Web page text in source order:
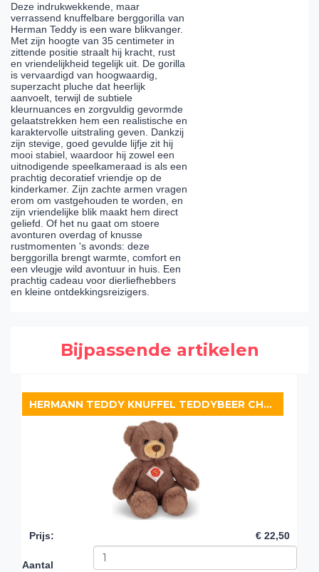
Deze indrukwekkende, maar
verrassend knuffelbare berggorilla van
Herman Teddy is een ware blikvanger.
Met zijn hoogte van 35 centimeter in
zittende positie straalt hij kracht, rust
en vriendelijkheid tegelijk uit. De gorilla
is vervaardigd van hoogwaardig,
superzacht pluche dat heerlijk
aanvoelt, terwijl de subtiele
kleurnuances en zorgvuldig gevormde
gelaatstrekken hem een realistische en
karaktervolle uitstraling geven. Dankzij
zijn stevige, goed gevulde lijfje zit hij
mooi stabiel, waardoor hij zowel een
uitnodigende speelkameraad is als een
prachtig decoratief vriendje op de
kinderkamer. Zijn zachte armen vragen
erom om vastgehouden te worden, en
zijn vriendelijke blik maakt hem direct
geliefd. Of het nu gaat om stoere
avonturen overdag of knusse
rustmomenten 's avonds: deze
berggorilla brengt warmte, comfort en
een vleugje wild avontuur in huis. Een
prachtig cadeau voor dierliefhebbers
en kleine ontdekkingsreizigers.
Bijpassende artikelen
HERMANN TEDDY KNUFFEL TEDDYBEER CHOCOLATE
Prijs: € 22,50
Aantal